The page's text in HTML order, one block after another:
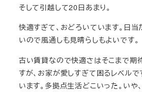
そして引越して20日あまり。
快適すぎて、おどろいています。日当
いので風通しも見晴らしもよいです。
古い賃貸なので快適さはそこまで期
すが、お家が愛しすぎて困るレベルで
います。多拠点生活どこいった。いや